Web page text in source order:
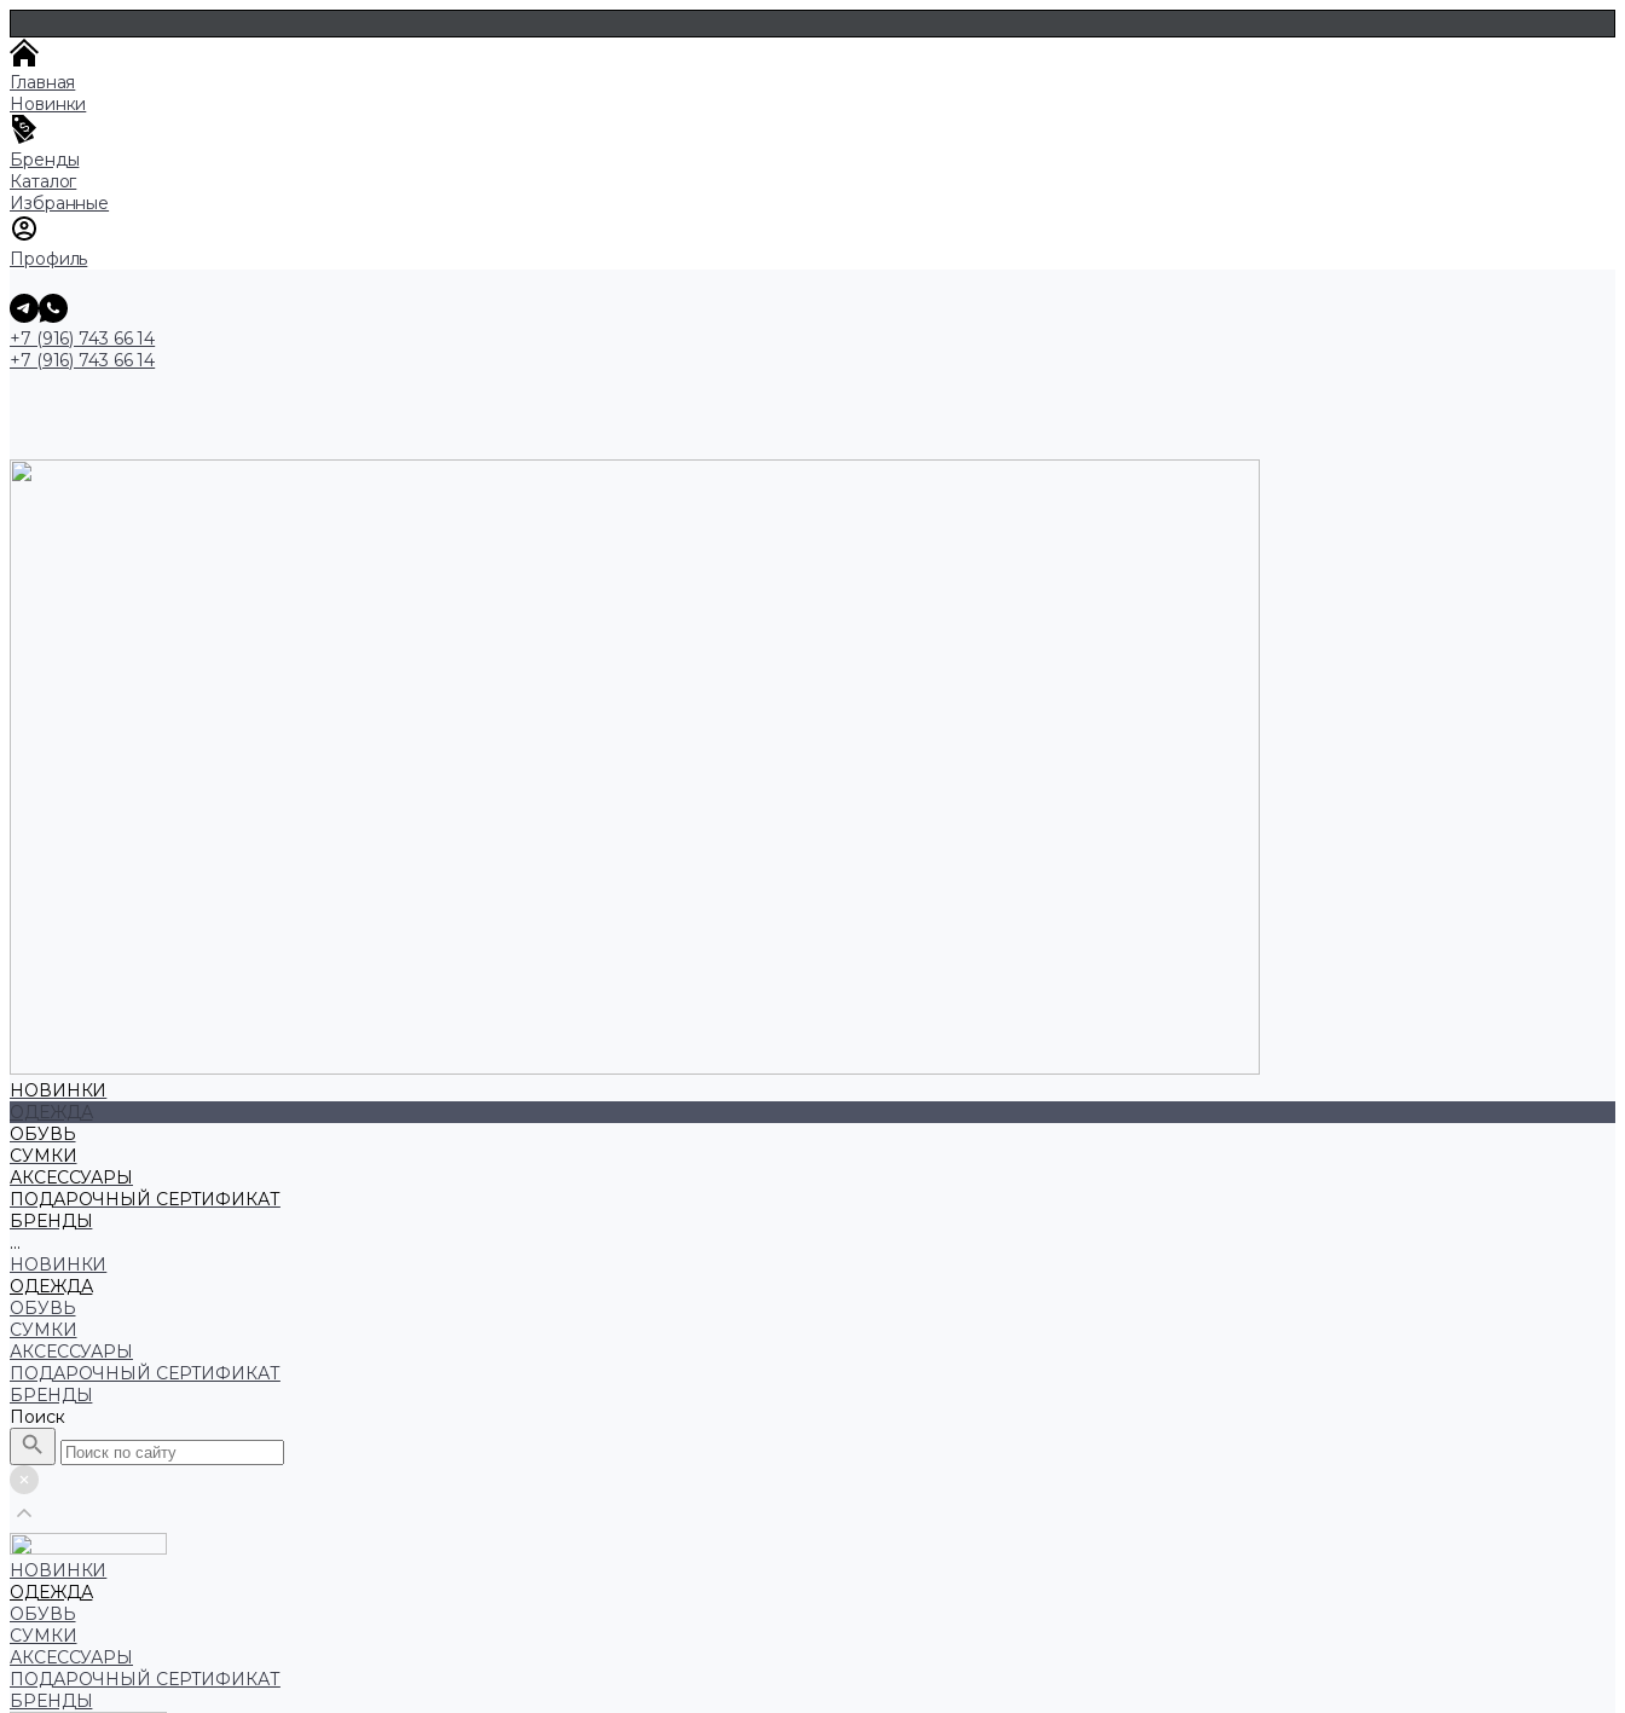
Главная
Новинки
Бренды
Каталог
Избранные
Профиль
+7 (916) 743 66 14
+7 (916) 743 66 14
НОВИНКИ
ОДЕЖДА
ОБУВЬ
СУМКИ
АКСЕССУАРЫ
ПОДАРОЧНЫЙ СЕРТИФИКАТ
БРЕНДЫ
...
НОВИНКИ
ОДЕЖДА
ОБУВЬ
СУМКИ
АКСЕССУАРЫ
ПОДАРОЧНЫЙ СЕРТИФИКАТ
БРЕНДЫ
Поиск
НОВИНКИ
ОДЕЖДА
ОБУВЬ
СУМКИ
АКСЕССУАРЫ
ПОДАРОЧНЫЙ СЕРТИФИКАТ
БРЕНДЫ